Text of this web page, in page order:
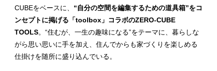
CUBEをベースに、 “自分の空間を編集するための道具箱”をコ
ンセプトに掲げる「toolbox」コラボのZERO-CUBE
TOOLS。“住むが、一生の趣味になる”をテーマに、暮らしな
がら思い思いに手を加え、住んでからも家づくりを楽しめる
仕掛けを随所に盛り込んでいる。